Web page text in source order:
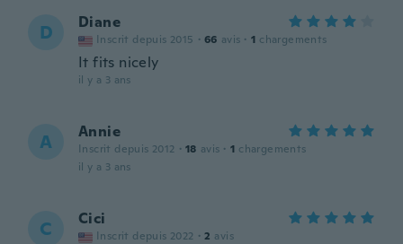
D Diane
Inscrit depuis 2015 · 66 avis · 1 chargements
It fits nicely
il y a 3 ans
A Annie
Inscrit depuis 2012 · 18 avis · 1 chargements
il y a 3 ans
C Cici
Inscrit depuis 2022 · 2 avis